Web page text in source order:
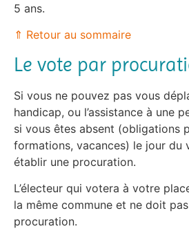
5 ans.
⇑ Retour au sommaire
Le vote par
Si vous ne pouvez pas vous
handicap, ou l’assistance à une
si vous êtes absent (obligations
formations, vacances) le jour du
établir une procuration.
L’électeur qui votera à votre
la même commune et ne doit
procuration.